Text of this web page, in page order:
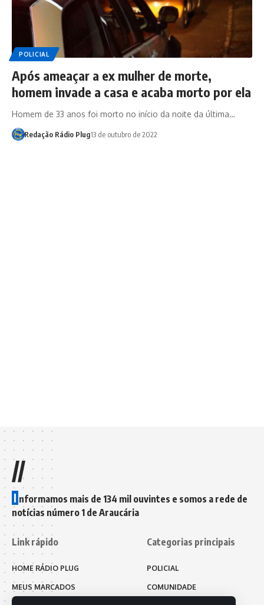
POLICIAL
Após ameaçar a ex mulher de morte,
homem invade a casa e acaba morto por ela
Homem de 33 anos foi morto no início da noite da última…
Redação Rádio Plug13 de outubro de 2022
//
I nformamos mais de 134 mil ouvintes e somos a rede de
notícias número 1 de Araucária
Link rápido
HOME RÁDIO PLUG
MEUS MARCADOS
Categorias principais
POLICIAL
COMUNIDADE